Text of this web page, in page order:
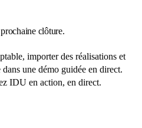
clôture.
importer des réalisations et
une démo guidée en direct.
IDU en action, en direct.